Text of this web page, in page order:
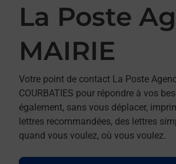
La Poste
MAIRIE
Votre point de contact La Poste
COURBATIES pour répondre à vos
également, sans vous déplacer,
lettres recommandées, des lettres
quand vous voulez, où vous voulez.